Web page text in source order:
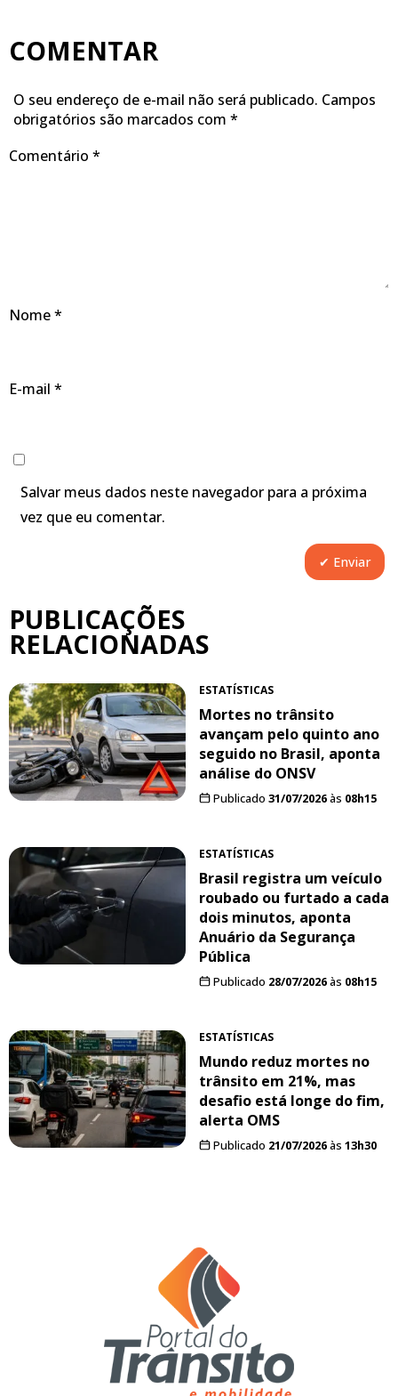
COMENTAR
O seu endereço de e-mail não será publicado. Campos
obrigatórios são marcados com *
Comentário *
Nome*
E-mail *
Salvar meus dados neste navegador para a próxima
vez que eu comentar.
PUBLICAÇÕES
RELACIONADAS
ESTATÍSTICAS
Mortes no trânsito
avançam pelo quinto ano
seguido no Brasil, aponta
análise do ONSV
Publicado 31/07/2026às 08h15
ESTATÍSTICAS
Brasil registra um veículo
roubado ou furtado a cada
dois minutos, aponta
Anuário da Segurança
Pública
Publicado 28/07/2026às 08h15
ESTATÍSTICAS
Mundo reduz mortes no
trânsito em 21%, mas
desafio está longe do fim,
alerta OMS
Publicado 21/07/2026às 13h30